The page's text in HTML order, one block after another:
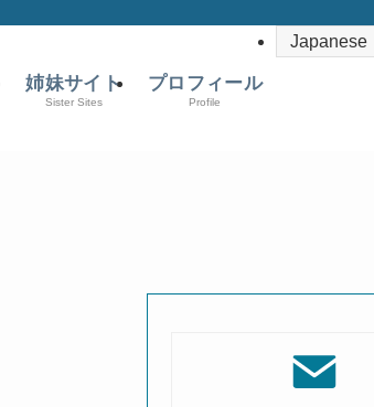
姉妹サイト
Sister Sites
プロフィール
Profile